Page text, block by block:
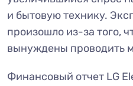
и бытовую технику.
произошло из-за того,
вынуждены проводить
Финансовый отчет LG